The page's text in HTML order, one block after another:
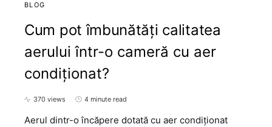
BLOG
Cum pot îmbunătăți calitatea
aerului într-o cameră cu aer
condiționat?
370 views 4 minute read
Aerul dintr-o încăpere dotată cu aer condiționat